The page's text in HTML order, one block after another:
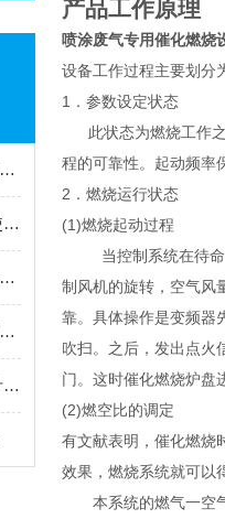
活性炭吸附脱附装置助力企业实现绿色可持续发展
简述RCO催化燃烧设备的正确使用步骤
定期维护催化燃烧废气处理设备为工业生产提供可靠的环保保障
一文与您分享催化燃烧废气处理设备的各组成部件功能特点
了解了RCO催化燃烧设备的设计原理才能更好的使用它
产品工作原理
喷涂废气专用催化燃烧
设备工作过程主要划分
1．参数设定状态
此状态为燃烧工作之
程的可靠性。起动频率
2．燃烧运行状态
(1)燃烧起动过程
当控制系统在待命的
制风机的旋转，空气风
靠。具体操作是变频器
吹扫。之后，发出点火
门。这时催化燃烧炉盘
(2)燃空比的调定
有文献表明，催化燃烧
效果，燃烧系统就可以
本系统的燃气一空气